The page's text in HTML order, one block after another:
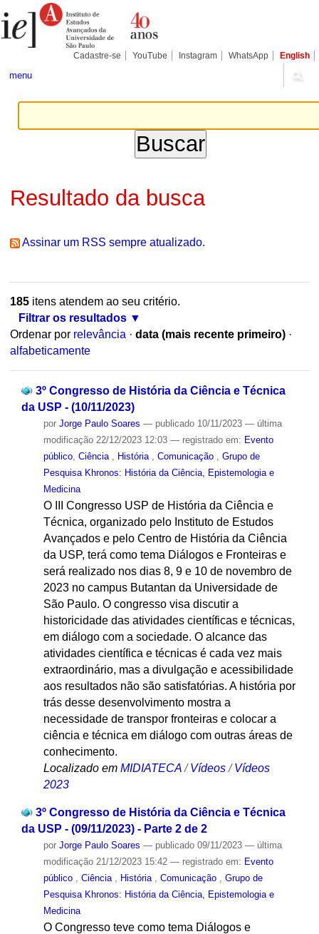
para
conteúdo.
Pessoais
Cadastre-se YouTube Instagram WhatsApp English
menu
Resultado da busca
Assinar um RSS sempre atualizado.
185itens atendem ao seu critério.
Filtrar os resultados
Ordenar por relevância · data (mais recente primeiro) ·
alfabeticamente
3º Congresso de História da Ciência e Técnica
da USP - (10/11/2023)
por Jorge Paulo Soares — publicado10/11/2023 — última
modificação22/12/2023 12:03 — registrado em: Evento
público, Ciência História Comunicação
Grupo de
Pesquisa Khronos: História da Ciência, Epistemologia e
Medicina
O III Congresso USP de História da Ciência e
Técnica, organizado pelo Instituto de Estudos
Avançados e pelo Centro de História da Ciência
da USP, terá como tema Diálogos e Fronteiras e
será realizado nos dias 8, 9 e 10 de novembro de
2023 no campus Butantan da Universidade de
São Paulo. O congresso visa discutir a
historicidade das atividades científicas e técnicas,
em diálogo com a sociedade. O alcance das
atividades científica e técnicas é cada vez mais
extraordinário, mas a divulgação e acessibilidade
aos resultados não são satisfatórias. A história por
trás desse desenvolvimento mostra a
necessidade de transpor fronteiras e colocar a
ciência e técnica em diálogo com outras áreas de
conhecimento.
Localizado em MIDIATECA /Vídeos /Vídeos
2023
3º Congresso de História da Ciência e Técnica
da USP - (09/11/2023) - Parte 2 de 2
por Jorge Paulo Soares — publicado09/11/2023 — última
modificação21/12/2023 15:42 — registrado em: Evento
público
Ciência História Comunicação
Grupo de
Pesquisa Khronos: História da Ciência, Epistemologia e
Medicina
O Congresso teve como tema Diálogos e